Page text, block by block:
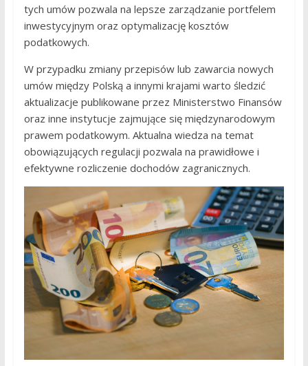
tych umów pozwala na lepsze zarządzanie portfelem
inwestycyjnym oraz optymalizację kosztów
podatkowych.
W przypadku zmiany przepisów lub zawarcia nowych
umów między Polską a innymi krajami warto śledzić
aktualizacje publikowane przez Ministerstwo Finansów
oraz inne instytucje zajmujące się międzynarodowym
prawem podatkowym. Aktualna wiedza na temat
obowiązujących regulacji pozwala na prawidłowe i
efektywne rozliczenie dochodów zagranicznych.